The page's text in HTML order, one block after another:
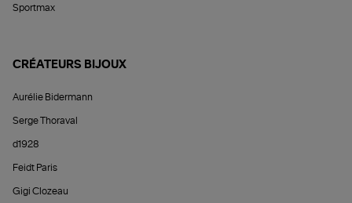
Sportmax
CRÉATEURS BIJOUX
Aurélie Bidermann
Serge Thoraval
d1928
Feidt Paris
Gigi Clozeau